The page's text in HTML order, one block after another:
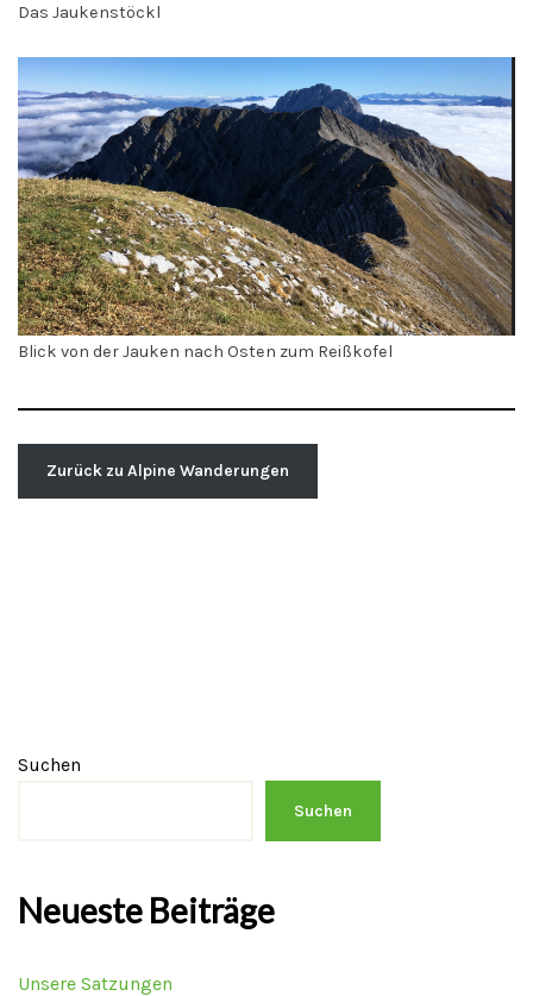
Das Jaukenstöckl
Blick von der Jauken nach Osten zum Reißkofel
Zurück zu Alpine Wanderungen
Suchen
Suchen
Neueste Beiträge
Unsere Satzungen